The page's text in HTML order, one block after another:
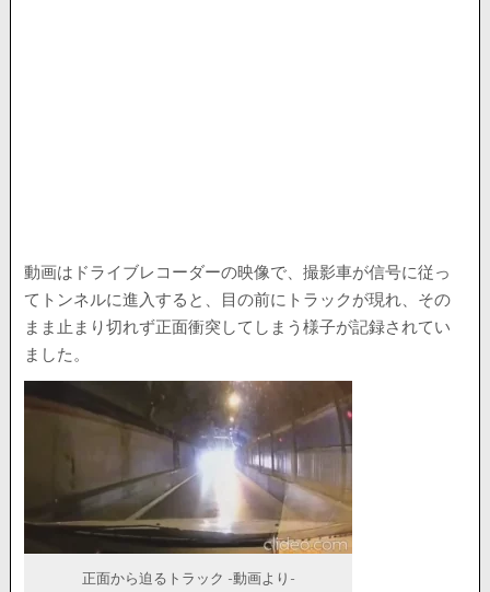
動画はドライブレコーダーの映像で、撮影車が信号に従っ
てトンネルに進入すると、目の前にトラックが現れ、その
まま止まり切れず正面衝突してしまう様子が記録されてい
ました。
正面から迫るトラック -動画より-